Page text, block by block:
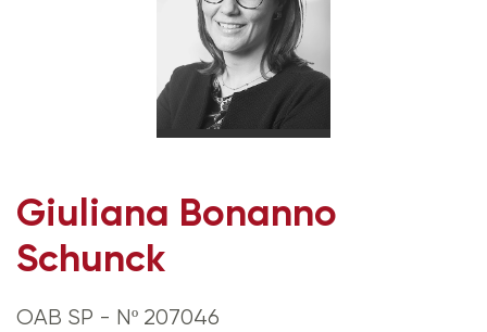
Giuliana Bonanno
Schunck
OAB SP - Nº 207046